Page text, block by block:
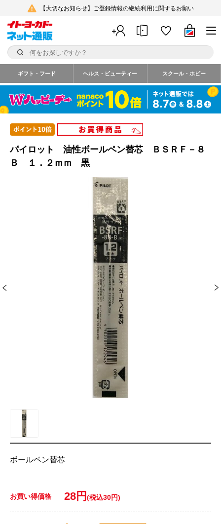
【大切なお知らせ】ご登録情報の継続利用に関するお願い
ギフト・フード ヘルス・ビューティー スクール・ホビー
パイロット 油性ボールペン替芯 ＢＳＲＦ－８
Ｂ １．２ｍｍ 黒
ボールペン替芯
お買い得価格 28円 (税込30円)